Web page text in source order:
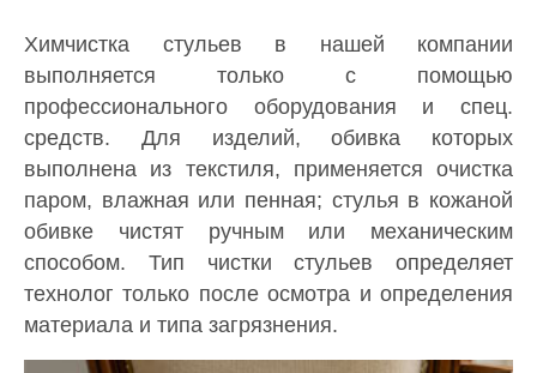
Химчистка стульев в нашей компании
выполняется только с помощью
профессионального оборудования и спец.
средств. Для изделий, обивка которых
выполнена из текстиля, применяется очистка
паром, влажная или пенная; стулья в кожаной
обивке чистят ручным или механическим
способом. Тип чистки стульев определяет
технолог только после осмотра и определения
материала и типа загрязнения.